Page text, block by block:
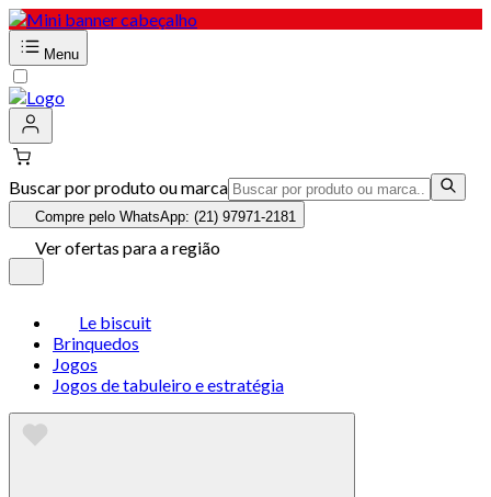
Menu
Buscar por produto ou marca
Compre pelo WhatsApp: (21) 97971-2181
Ver ofertas para a região
Le biscuit
Brinquedos
Jogos
Jogos de tabuleiro e estratégia